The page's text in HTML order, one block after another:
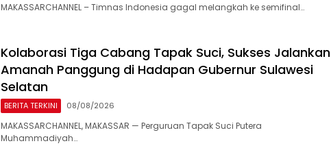
MAKASSARCHANNEL – Timnas Indonesia gagal melangkah ke semifinal…
Kolaborasi Tiga Cabang Tapak Suci, Sukses Jalankan
Amanah Panggung di Hadapan Gubernur Sulawesi
Selatan
BERITA TERKINI 08/08/2026
MAKASSARCHANNEL, MAKASSAR — Perguruan Tapak Suci Putera
Muhammadiyah…